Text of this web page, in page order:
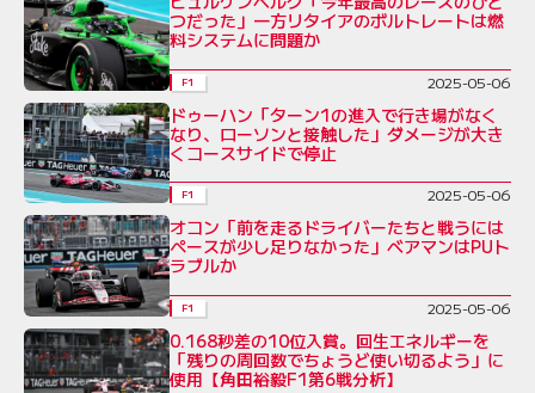
つだった」一方リタイアのボルトレートは燃
料システムに問題か
F1 2025-05-06
ドゥーハン「ターン1の進入で行き場がなく
なり、ローソンと接触した」ダメージが大き
くコースサイドで停止
F1 2025-05-06
オコン「前を走るドライバーたちと戦うには
ペースが少し足りなかった」ベアマンはPUト
ラブルか
F1 2025-05-06
0.168秒差の10位入賞。回生エネルギーを
「残りの周回数でちょうど使い切るよう」に
使用【角田裕毅F1第6戦分析】